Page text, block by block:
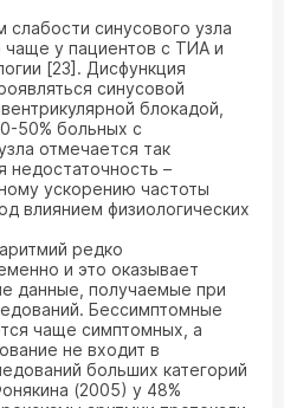
синусового узла
чаще у пациентов с ТИА и
[23]. Дисфункция
синусовой
блокадой,
50% больных с
отмечается так
недостаточность –
ускорению частоты
влиянием физиологических
редко
и это оказывает
данные, получаемые при
Бессимптомные
чаще симптомных, а
не входит в
больших категорий
(2005) у 48%